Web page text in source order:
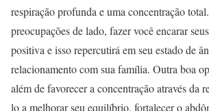
respiração profunda e uma concentração
preocupações de lado, fazer você encarar
positiva e isso repercutirá em seu estado de
relacionamento com sua família. Outra boa
além de favorecer a concentração através da
lo a melhorar seu equilíbrio, fortalecer o